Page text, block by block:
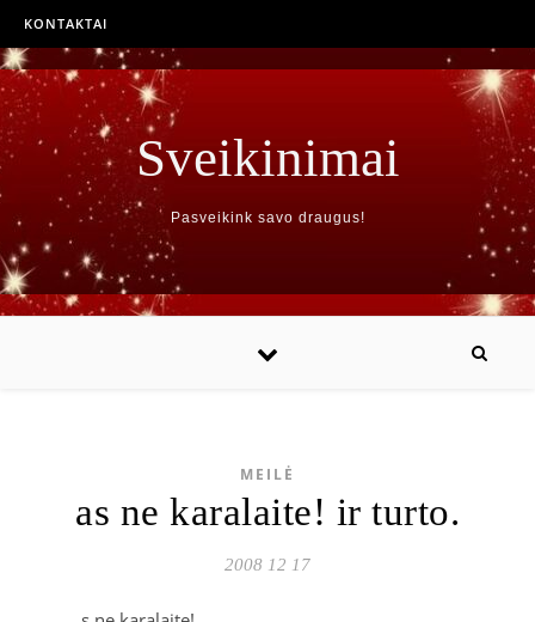
KONTAKTAI
Sveikinimai
Pasveikink savo draugus!
MEILĖ
as ne karalaite! ir turto.
2008 12 17